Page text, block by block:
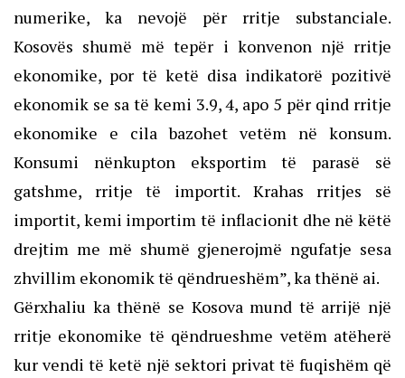
numerike, ka nevojë për rritje substanciale.
Kosovës shumë më tepër i konvenon një rritje
ekonomike, por të ketë disa indikatorë pozitivë
ekonomik se sa të kemi 3.9, 4, apo 5 për qind rritje
ekonomike e cila bazohet vetëm në konsum.
Konsumi nënkupton eksportim të parasë së
gatshme, rritje të importit. Krahas rritjes së
importit, kemi importim të inflacionit dhe në këtë
drejtim me më shumë gjenerojmë ngufatje sesa
zhvillim ekonomik të qëndrueshëm”, ka thënë ai.
Gërxhaliu ka thënë se Kosova mund të arrijë një
rritje ekonomike të qëndrueshme vetëm atëherë
kur vendi të ketë një sektori privat të fuqishëm që